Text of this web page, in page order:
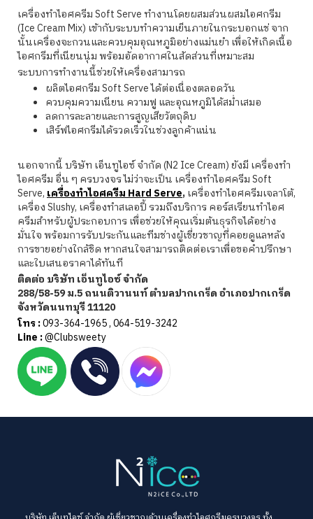
เครื่องทําไอศครีม Soft Serve ทำงานโดยผสมส่วนผสมไอศกรีม
(Ice Cream Mix) เข้ากับระบบทำความเย็นภายในกระบอกแช่ จาก
นั้นเครื่องจะกวนและควบคุมอุณหภูมิอย่างแม่นยำ เพื่อให้เกิดเนื้อ
ไอศกรีมที่เนียนนุ่ม พร้อมอัดอากาศในสัดส่วนที่เหมาะสม
ระบบการทำงานนี้ช่วยให้เครื่องสามารถ
ผลิตไอศกรีม Soft Serve ได้ต่อเนื่องตลอดวัน
ควบคุมความเนียน ความฟู และอุณหภูมิได้สม่ำเสมอ
ลดการละลายและการสูญเสียวัตถุดิบ
เสิร์ฟไอศกรีมได้รวดเร็วในช่วงลูกค้าแน่น
นอกจากนี้ บริษัท เอ็นทูไอซ์ จำกัด (N2 Ice Cream) ยังมี เครื่องทํา
ไอศครีม อื่น ๆ ครบวงจร ไม่ว่าจะเป็น เครื่องทําไอศครีม Soft
Serve,เครื่องทําไอศครีม Hard Serve,เครื่องทําไอศครีมเจลาโต้,
เครื่อง Slushy, เครื่องทําสเลอปี้ รวมถึงบริการ คอร์สเรียนทำไอศ
ครีมสำหรับผู้ประกอบการ เพื่อช่วยให้คุณเริ่มต้นธุรกิจได้อย่าง
มั่นใจ พร้อมการรับประกันและทีมช่างผู้เชี่ยวชาญที่คอยดูแลหลัง
การขายอย่างใกล้ชิด หากสนใจสามารถติดต่อเราเพื่อขอคำปรึกษา
และใบเสนอราคาได้ทันที
ติดต่อ บริษัท เอ็นทูไอซ์ จำกัด
288/58-59 ม.5 ถนนติวานนท์ ตำบลปากเกร็ด อำเภอปากเกร็ด
จังหวัดนนทบุรี 11120
โทร :093-364-1965,064-519-3242
Line :@Clubsweety